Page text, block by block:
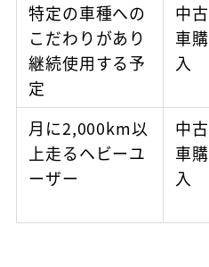
特定の車種への
こだわりがあり
継続使用する予
定
中古
車購
入
月に2,000km以
上走るヘビーユ
ーザー
中古
車購
入